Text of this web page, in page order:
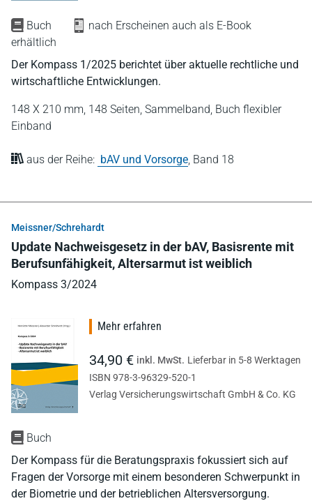
Buch
nach Erscheinen auch als E-Book
erhältlich
Der Kompass 1/2025 berichtet über aktuelle rechtliche und
wirtschaftliche Entwicklungen.
148 X 210 mm, 148 Seiten, Sammelband, Buch flexibler
Einband
aus der Reihe: bAV und Vorsorge Band 18
Meissner/Schrehardt
Update Nachweisgesetz in der bAV, Basisrente mit
Berufsunfähigkeit, Altersarmut ist weiblich
Kompass 3/2024
Buch
Der Kompass für die Beratungspraxis fokussiert sich auf
Fragen der Vorsorge mit einem besonderen Schwerpunkt in
der Biometrie und der betrieblichen Altersversorgung.
Mehr erfahren
34,90 € inkl. MwSt. Lieferbar in 5-8 Werktagen
ISBN 978-3-96329-520-1
Verlag Versicherungswirtschaft GmbH & Co. KG